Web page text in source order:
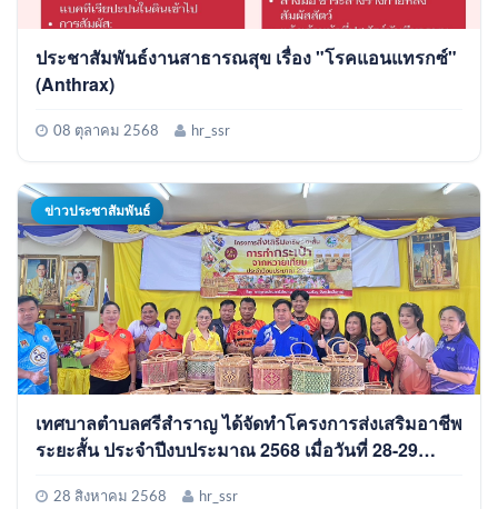
ประชาสัมพันธ์งานสาธารณสุข เรื่อง "โรคแอนแทรกซ์"
(Anthrax)
08 ตุลาคม 2568 hr_ssr
ข่าวประชาสัมพันธ์
เทศบาลตำบลศรีสำราญ ได้จัดทำโครงการส่งเสริมอาชีพ
ระยะสั้น ประจำปีงบประมาณ 2568 เมื่อวันที่ 28-29
28 สิงหาคม 2568 hr_ssr